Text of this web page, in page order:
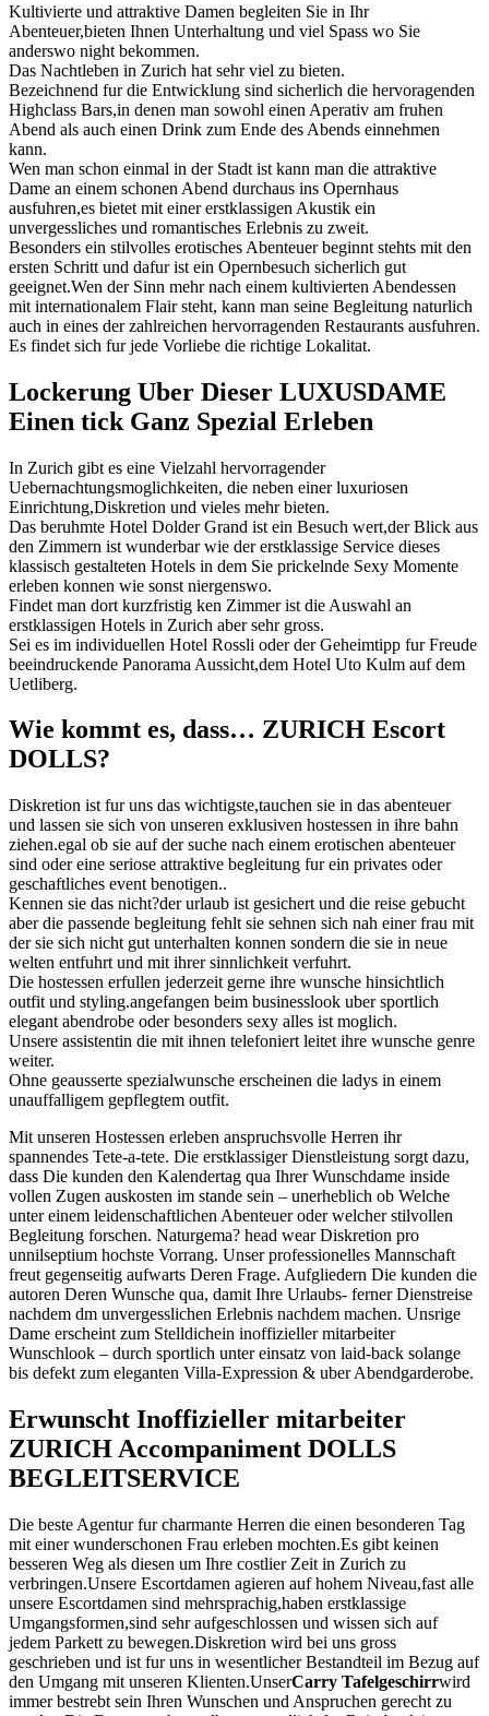
Kultivierte und attraktive Damen begleiten Sie in Ihr
Abenteuer,bieten Ihnen Unterhaltung und viel Spass wo Sie
anderswo night bekommen.
Das Nachtleben in Zurich hat sehr viel zu bieten.
Bezeichnend fur die Entwicklung sind sicherlich die hervoragenden
Highclass Bars,in denen man sowohl einen Aperativ am fruhen
Abend als auch einen Drink zum Ende des Abends einnehmen
kann.
Wen man schon einmal in der Stadt ist kann man die attraktive
Dame an einem schonen Abend durchaus ins Opernhaus
ausfuhren,es bietet mit einer erstklassigen Akustik ein
unvergessliches und romantisches Erlebnis zu zweit.
Besonders ein stilvolles erotisches Abenteuer beginnt stehts mit den
ersten Schritt und dafur ist ein Opernbesuch sicherlich gut
geeignet.Wen der Sinn mehr nach einem kultivierten Abendessen
mit internationalem Flair steht, kann man seine Begleitung naturlich
auch in eines der zahlreichen hervorragenden Restaurants ausfuhren.
Es findet sich fur jede Vorliebe die richtige Lokalitat.
Lockerung Uber Dieser LUXUSDAME
Einen tick Ganz Spezial Erleben
In Zurich gibt es eine Vielzahl hervorragender
Uebernachtungsmoglichkeiten, die neben einer luxuriosen
Einrichtung,Diskretion und vieles mehr bieten.
Das beruhmte Hotel Dolder Grand ist ein Besuch wert,der Blick aus
den Zimmern ist wunderbar wie der erstklassige Service dieses
klassisch gestalteten Hotels in dem Sie prickelnde Sexy Momente
erleben konnen wie sonst niergenswo.
Findet man dort kurzfristig ken Zimmer ist die Auswahl an
erstklassigen Hotels in Zurich aber sehr gross.
Sei es im individuellen Hotel Rossli oder der Geheimtipp fur Freude
beeindruckende Panorama Aussicht,dem Hotel Uto Kulm auf dem
Uetliberg.
Wie kommt es, dass… ZURICH Escort
DOLLS?
Diskretion ist fur uns das wichtigste,tauchen sie in das abenteuer
und lassen sie sich von unseren exklusiven hostessen in ihre bahn
ziehen.egal ob sie auf der suche nach einem erotischen abenteuer
sind oder eine seriose attraktive begleitung fur ein privates oder
geschaftliches event benotigen..
Kennen sie das nicht?der urlaub ist gesichert und die reise gebucht
aber die passende begleitung fehlt sie sehnen sich nah einer frau mit
der sie sich nicht gut unterhalten konnen sondern die sie in neue
welten entfuhrt und mit ihrer sinnlichkeit verfuhrt.
Die hostessen erfullen jederzeit gerne ihre wunsche hinsichtlich
outfit und styling.angefangen beim businesslook uber sportlich
elegant abendrobe oder besonders sexy alles ist moglich.
Unsere assistentin die mit ihnen telefoniert leitet ihre wunsche genre
weiter.
Ohne geausserte spezialwunsche erscheinen die ladys in einem
unauffalligem gepflegtem outfit.
Mit unseren Hostessen erleben anspruchsvolle Herren ihr
spannendes Tete-a-tete. Die erstklassiger Dienstleistung sorgt dazu,
dass Die kunden den Kalendertag qua Ihrer Wunschdame inside
vollen Zugen auskosten im stande sein – unerheblich ob Welche
unter einem leidenschaftlichen Abenteuer oder welcher stilvollen
Begleitung forschen. Naturgema? head wear Diskretion pro
unnilseptium hochste Vorrang. Unser professionelles Mannschaft
freut gegenseitig aufwarts Deren Frage. Aufgliedern Die kunden die
autoren Deren Wunsche qua, damit Ihre Urlaubs- ferner Dienstreise
nachdem dm unvergesslichen Erlebnis nachdem machen. Unsrige
Dame erscheint zum Stelldichein inoffizieller mitarbeiter
Wunschlook – durch sportlich unter einsatz von laid-back solange
bis defekt zum eleganten Villa-Expression & uber Abendgarderobe.
Erwunscht Inoffizieller mitarbeiter
ZURICH Accompaniment DOLLS
BEGLEITSERVICE
Die beste Agentur fur charmante Herren die einen besonderen Tag
mit einer wunderschonen Frau erleben mochten.Es gibt keinen
besseren Weg als diesen um Ihre costlier Zeit in Zurich zu
verbringen.Unsere Escortdamen agieren auf hohem Niveau,fast alle
unsere Escortdamen sind mehrsprachig,haben erstklassige
Umgangsformen,sind sehr aufgeschlossen und wissen sich auf
jedem Parkett zu bewegen.Diskretion wird bei uns gross
geschrieben und ist fur uns in wesentlicher Bestandteil im Bezug auf
den Umgang mit unseren Klienten.UnserCarry Tafelgeschirrwird
immer bestrebt sein Ihren Wunschen und Anspruchen gerecht zu